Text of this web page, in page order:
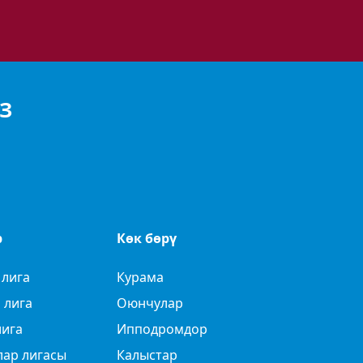
лигасы
Көк бөрү
Курама
Оюнчулар
Ипподромдор
Калыстар